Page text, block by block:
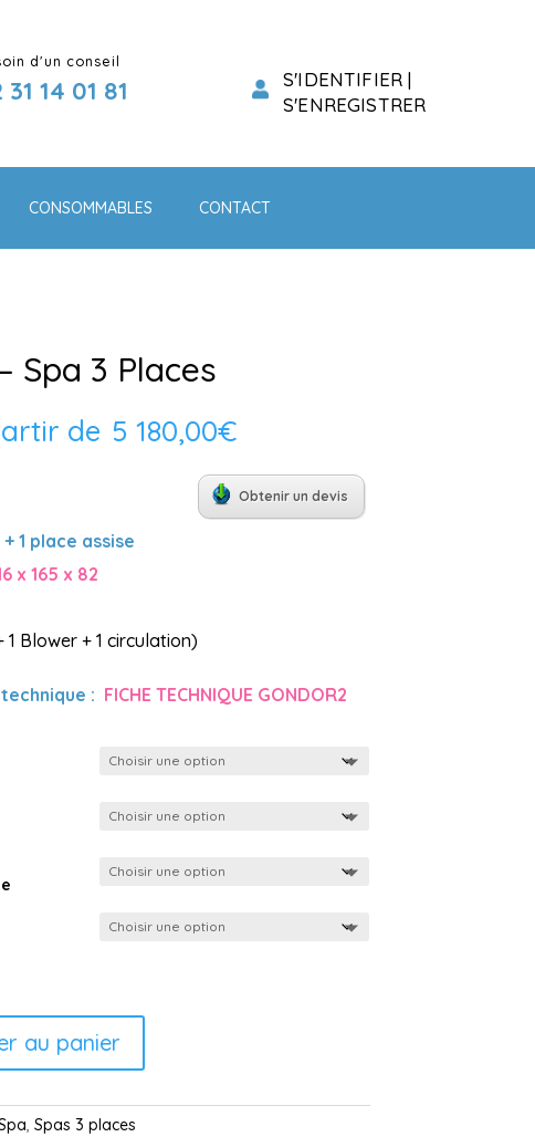
d'un conseil
31 14 01 81
S'IDENTIFIER |
S'ENREGISTRER
CONSOMMABLES CONTACT
Spa 3 Places
de 5 180,00€
Obtenir un devis
1 place assise
x 165 x 82
1 Blower + 1 circulation)
: FICHE TECHNIQUE GONDOR2
au panier
, Spas 3 places